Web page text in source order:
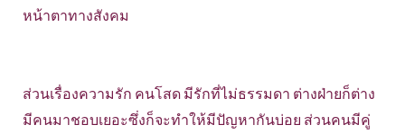
หน้าตาทางสังคม
ส่วนเรื่องความรัก คนโสด มีรักที่ไม่ธรรมดา ต่างฝ่ายก็ต่าง
มีคนมาชอบเยอะซึ่งก็จะทำให้มีปัญหากันบ่อย ส่วนคนมีคู่